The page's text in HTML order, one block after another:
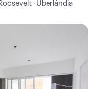
· Uberlândia